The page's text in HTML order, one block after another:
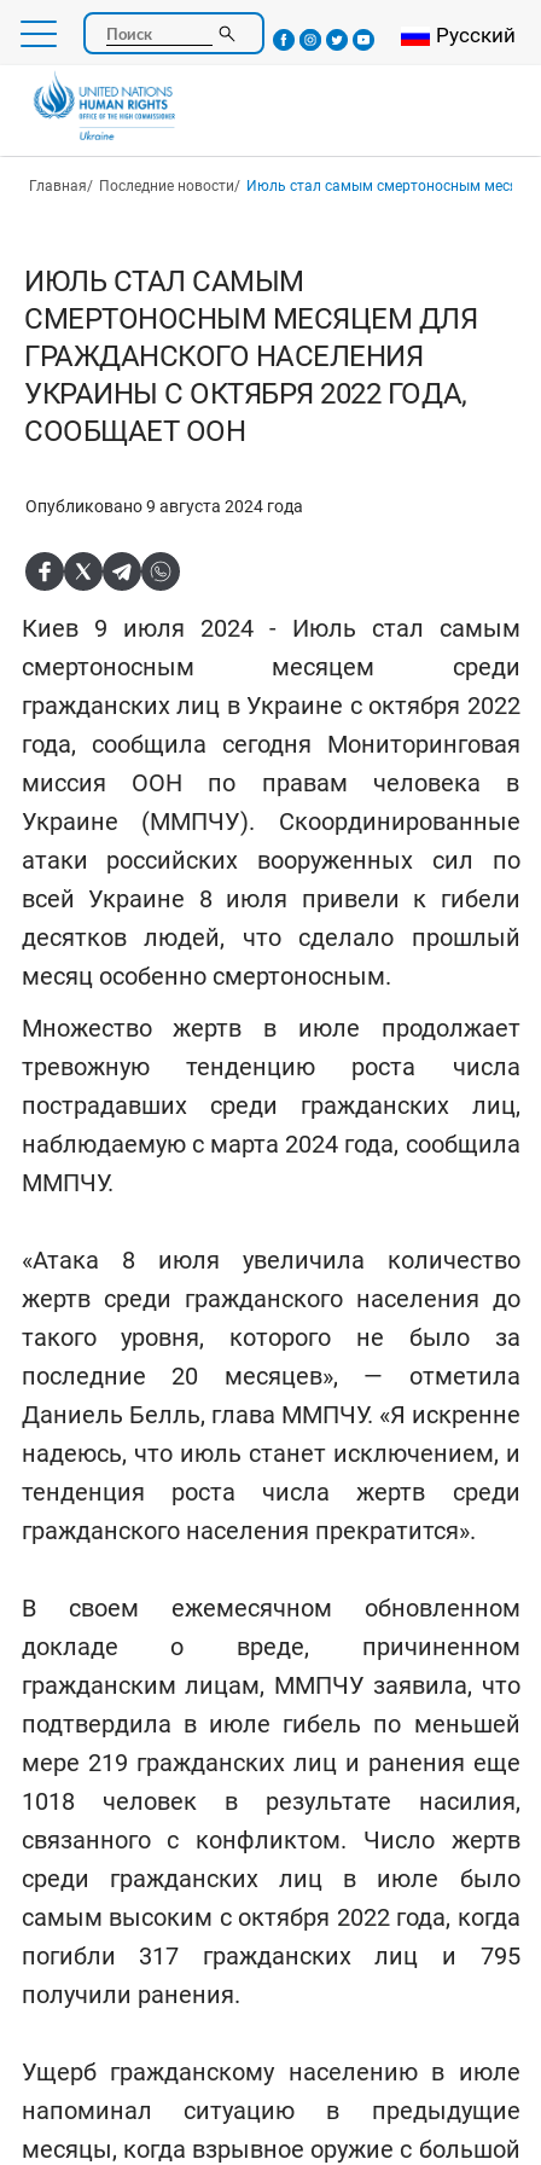
Перейти
основному
содержанию
Поиск Select your
Русский
Строка навигации
Главная Последние новости Июль стал самым смертоносным месяцем для гражданского населения
ИЮЛЬ СТАЛ САМЫМ
СМЕРТОНОСНЫМ МЕСЯЦЕМ ДЛЯ
ГРАЖДАНСКОГО НАСЕЛЕНИЯ
УКРАИНЫ С ОКТЯБРЯ 2022 ГОДА,
СООБЩАЕТ ООН
Опубликовано 9 августа 2024 года
Киев 9 июля 2024 - Июль стал самым
смертоносным месяцем среди
гражданских лиц в Украине с октября 2022
года, сообщила сегодня Мониторинговая
миссия ООН по правам человека в
Украине (ММПЧУ). Скоординированные
атаки российских вооруженных сил по
всей Украине 8 июля привели к гибели
десятков людей, что сделало прошлый
месяц особенно смертоносным.
Множество жертв в июле продолжает
тревожную тенденцию роста числа
пострадавших среди гражданских лиц,
наблюдаемую с марта 2024 года, сообщила
ММПЧУ.
«Атака 8 июля увеличила количество
жертв среди гражданского населения до
такого уровня, которого не было за
последние 20 месяцев», — отметила
Даниель Белль, глава ММПЧУ. «Я искренне
надеюсь, что июль станет исключением, и
тенденция роста числа жертв среди
гражданского населения прекратится».
В своем ежемесячном обновленном
докладе о вреде, причиненном
гражданским лицам, ММПЧУ заявила, что
подтвердила в июле гибель по меньшей
мере 219 гражданских лиц и ранения еще
1018 человек в результате насилия,
связанного с конфликтом. Число жертв
среди гражданских лиц в июле было
самым высоким с октября 2022 года, когда
погибли 317 гражданских лиц и 795
получили ранения.
Ущерб гражданскому населению в июле
напоминал ситуацию в предыдущие
месяцы, когда взрывное оружие с большой